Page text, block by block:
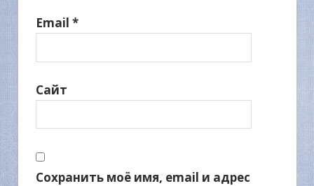
Email *
Сайт
Сохранить моё имя, email и адрес